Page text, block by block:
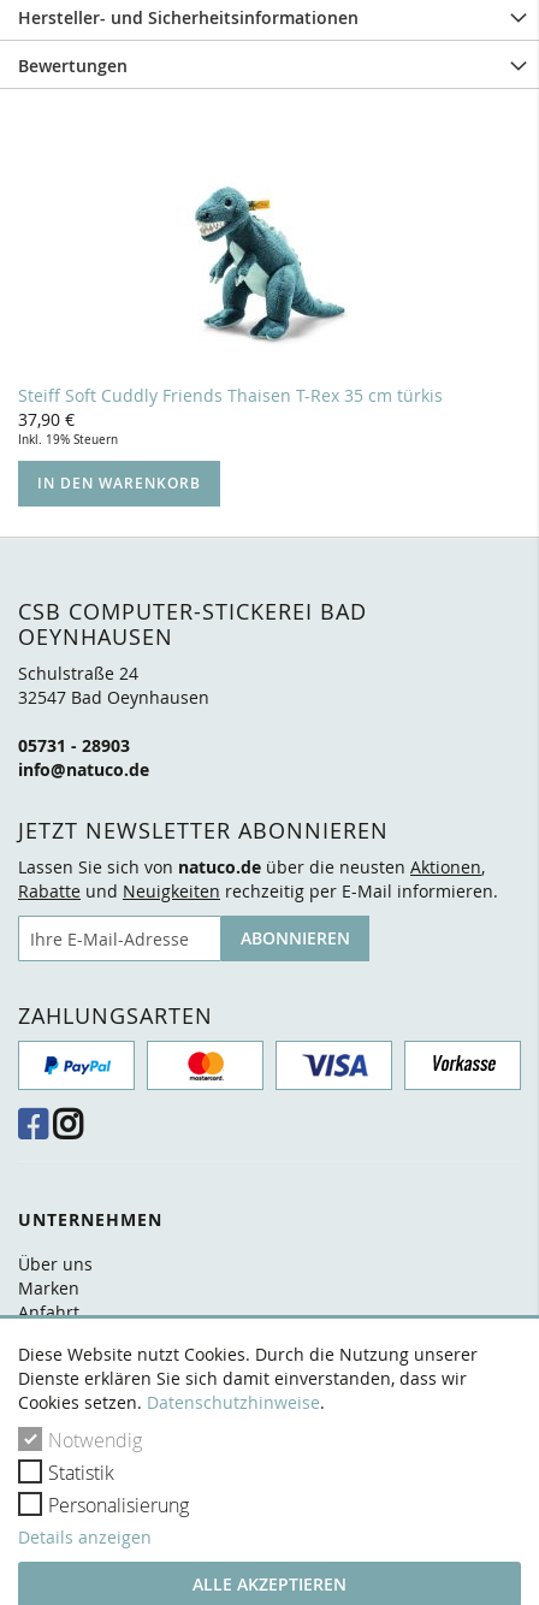
Diese Website nutzt Cookies. Durch die Nutzung unserer
Dienste erklären Sie sich damit einverstanden, dass wir
Cookies setzen. Datenschutzhinweise.
Notwendig
Statistik
Personalisierung
Details anzeigen
ALLE AKZEPTIEREN
Hersteller- und Sicherheitsinformationen
Bewertungen
Steiff Soft Cuddly Friends Thaisen T-Rex 35 cm türkis
37,90 €
Inkl. 19% Steuern
IN DEN WARENKORB
CSB COMPUTER-STICKEREI BAD
OEYNHAUSEN
Schulstraße 24
32547 Bad Oeynhausen
05731 - 28903
info@natuco.de
JETZT NEWSLETTER ABONNIEREN
Lassen Sie sich von natuco.de über die neusten Aktionen,
Rabatte und Neuigkeiten rechzeitig per E-Mail informieren.
ABONNIEREN
ZAHLUNGSARTEN
UNTERNEHMEN
Über uns
Marken
Anfahrt
Kontakt
RECHTLICHES
AGB
Datenschutz
Widerrufsrecht
Zahlung & Versand
Impressum
VERTRAG WIDERRUFEN